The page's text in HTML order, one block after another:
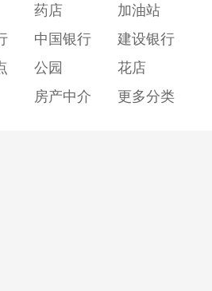
药店
加油站
中国银行
建设银行
公园
花店
房产中介 更多分类